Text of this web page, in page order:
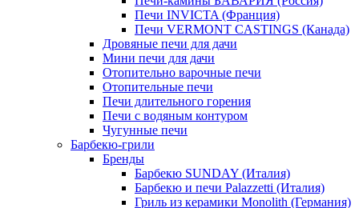
Печи INVICTA (Франция)
Печи VERMONT CASTINGS (Канада)
Дровяные печи для дачи
Мини печи для дачи
Отопительно варочные печи
Отопительные печи
Печи длительного горения
Печи с водяным контуром
Чугунные печи
Барбекю-грили
Бренды
Барбекю SUNDAY (Италия)
Барбекю и печи Palazzetti (Италия)
Гриль из керамики Monolith (Германия)